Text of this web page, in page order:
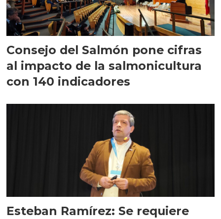
Consejo del Salmón pone cifras
al impacto de la salmonicultura
con 140 indicadores
Esteban Ramírez: Se requiere